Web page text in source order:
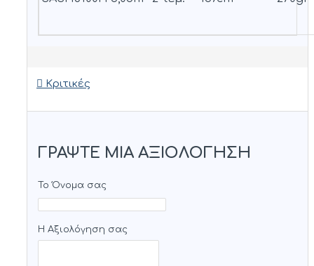
Κριτικές
ΓΡΆΨΤΕ ΜΙΑ ΑΞΙΟΛΌΓΗΣΗ
Το Όνομα σας
Η Αξιολόγηση σας